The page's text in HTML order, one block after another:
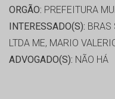
ORGÃO: PREFEITURA
INTERESSADO(S): BRAS
LTDA ME, MARIO
ADVOGADO(S): NÃO HÁ